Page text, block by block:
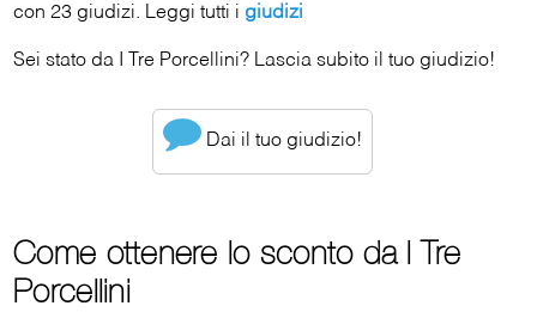
con 23 giudizi. Leggi tutti i giudizi
Sei stato da I Tre Porcellini? Lascia subito il tuo giudizio!
Dai il tuo giudizio!
Come ottenere lo sconto da I Tre
Porcellini